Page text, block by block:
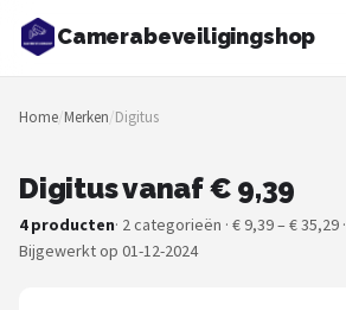
Camerabeveiligingshop
Zoeken
NAVIGATIE
Merken
Home/Merken/Digitus
Digitus vanaf € 9,39
4 producten· 2 categorieën · € 9,39 – € 35,29 ·
Bijgewerkt op 01-12-2024